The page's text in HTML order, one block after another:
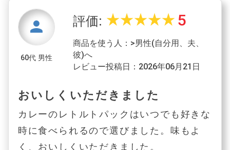
person
60代 男性
評価: star_ratestar_ratestar_ratestar_ratestar_rate 5
商品を使う人：>男性(自分用、夫、
彼)へ
レビュー投稿日：2026年06月21日
おいしくいただきました
カレーのレトルトパックはいつでも好きな
時に食べられるので選びました。味もよ
く、おいしくいただきました。